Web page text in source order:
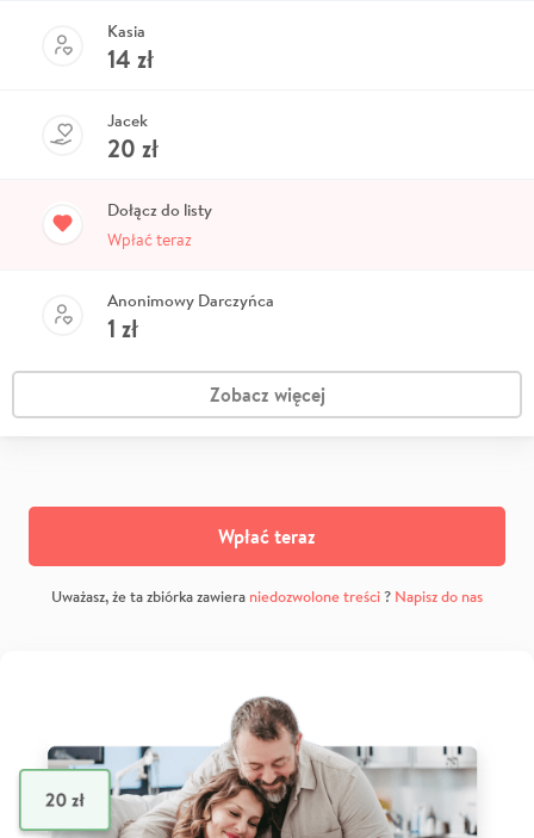
Kasia
14 zł
Jacek
20 zł
Dołącz do listy
Wpłać teraz
Anonimowy Darczyńca
1 zł
Zobacz więcej
Wpłać teraz
Uważasz, że ta zbiórka zawiera niedozwolone treści? Napisz do nas